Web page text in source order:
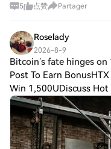
volatility is high. $BMT
5 点赞 Partager
Roselady
2026-8-9
Bitcoin’s fate hinges
Post To Earn
Win 1,500UDiscuss
Bitcoin [$BTC]
inflows kept it near